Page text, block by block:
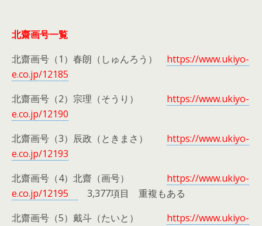
北齋画号一覧
北齋画号（1）春朗（しゅんろう） https://www.ukiyo-
e.co.jp/12185
北齋画号（2）宗理（そうり） https://www.ukiyo-
e.co.jp/12190
北齋画号（3）辰政（ときまさ） https://www.ukiyo-
e.co.jp/12193
北齋画号（4）北齋（画号） https://www.ukiyo-
e.co.jp/12195
3,377項目 重複もある
北齋画号（5）戴斗（たいと） https://www.ukiyo-